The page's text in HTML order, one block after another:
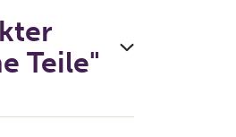
Teile"